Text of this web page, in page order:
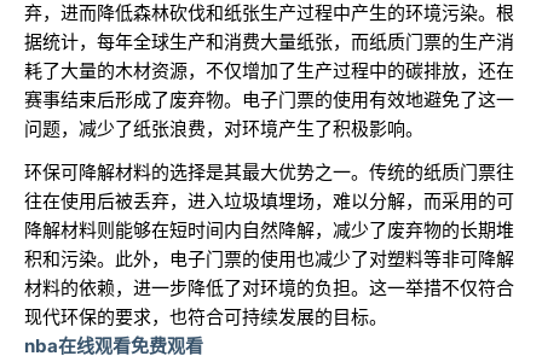
弃，进而降低森林砍伐和纸张生产过程中产生的环境污染。根
据统计，每年全球生产和消费大量纸张，而纸质门票的生产消
耗了大量的木材资源，不仅增加了生产过程中的碳排放，还在
赛事结束后形成了废弃物。电子门票的使用有效地避免了这一
问题，减少了纸张浪费，对环境产生了积极影响。
环保可降解材料的选择是其最大优势之一。传统的纸质门票往
往在使用后被丢弃，进入垃圾填埋场，难以分解，而采用的可
降解材料则能够在短时间内自然降解，减少了废弃物的长期堆
积和污染。此外，电子门票的使用也减少了对塑料等非可降解
材料的依赖，进一步降低了对环境的负担。这一举措不仅符合
现代环保的要求，也符合可持续发展的目标。
nba在线观看免费观看